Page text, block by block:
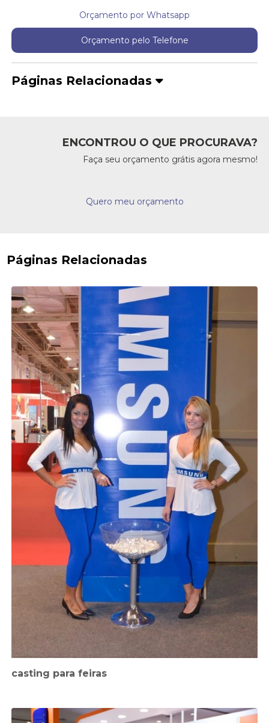
Orçamento por Whatsapp
Orçamento pelo Telefone
Páginas Relacionadas
ENCONTROU O QUE PROCURAVA?
Faça seu orçamento grátis agora mesmo!
Quero meu orçamento
Páginas Relacionadas
casting para feiras